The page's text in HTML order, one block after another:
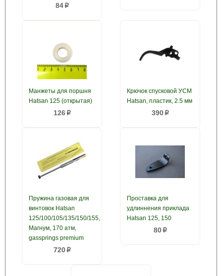
84p
Манжеты для поршня
Hatsan 125 (открытая)
126p
Крючок спусковой УСМ
Hatsan, пластик, 2.5 мм
390p
Пружина газовая для
винтовок Hatsan
125/100/105/135/150/155,
Магнум, 170 атм,
gassprings premium
720p
Проставка для
удлиннения приклада
Hatsan 125, 150
80p